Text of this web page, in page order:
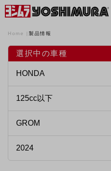
Home 製品情報
選択中の車種